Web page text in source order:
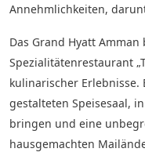
Annehmlichkeiten,
Das Grand Hyatt
Spezialitätenrestaurant
kulinarischer Erlebnisse.
gestalteten Speisesaal,
bringen und eine
hausgemachten